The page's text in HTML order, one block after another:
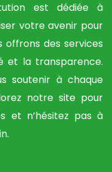
est dédiée à
votre avenir pour
offrons des services
et la transparence.
soutenir à chaque
notre site pour
et n’hésitez pas à